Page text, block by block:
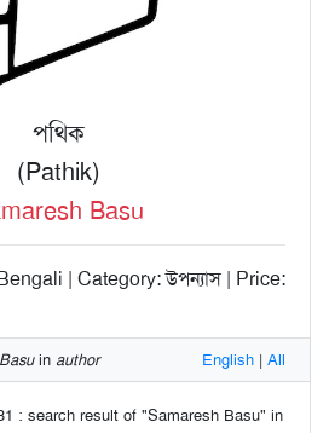
পথিক
(Pathik)
Basu
| Category: উপন্যাস | Price:
in author English | All
: search result of "Samaresh Basu" in